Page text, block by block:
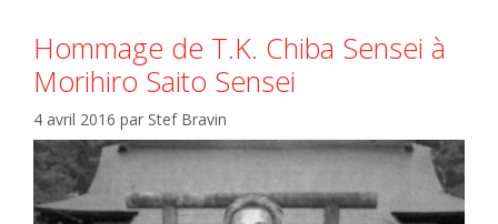
Hommage de T.K. Chiba Sensei à
Morihiro Saito Sensei
4 avril 2016 par Stef Bravin